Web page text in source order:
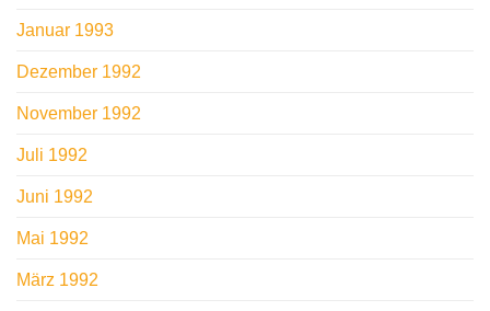
Januar 1993
Dezember 1992
November 1992
Juli 1992
Juni 1992
Mai 1992
März 1992